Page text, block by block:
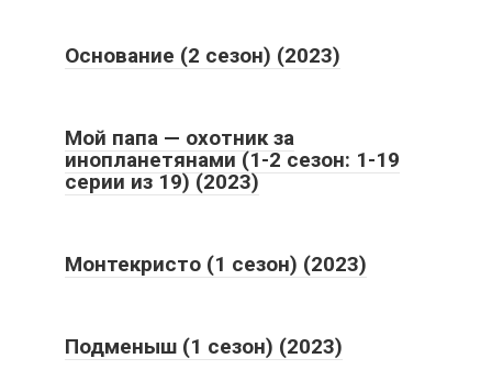
Основание (2 сезон) (2023)
Мой папа — охотник за
инопланетянами (1-2 сезон: 1-19
серии из 19) (2023)
Монтекристо (1 сезон) (2023)
Подменыш (1 сезон) (2023)